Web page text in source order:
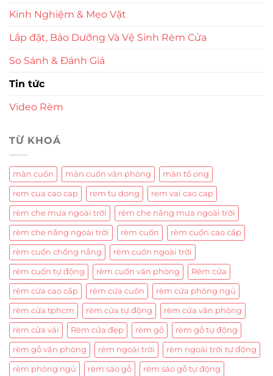
Kinh Nghiệm & Mẹo Vặt
Lắp đặt, Bảo Dưỡng Và Vệ Sinh Rèm Cửa
So Sánh & Đánh Giá
Tin tức
Video Rèm
TỪ KHOÁ
màn cuốn màn cuốn văn phòng màn tổ ong
rem cua cao cap rem tu dong rem vai cao cap
rèm che mưa ngoài trời rèm che nắng mưa ngoài trời
rèm che nắng ngoài trời rèm cuốn rèm cuốn cao cấp
rèm cuốn chống nắng rèm cuốn ngoài trời
rèm cuốn tự động rèm cuốn văn phòng Rèm cửa
rèm cửa cao cấp rèm cửa cuốn rèm cửa phòng ngủ
rèm cửa tphcm rèm cửa tự động rèm cửa văn phòng
rèm cửa vải Rèm cửa đẹp rèm gỗ rèm gỗ tự động
rèm gỗ văn phòng rèm ngoài trời rèm ngoài trời tự động
rèm phòng ngủ rèm sáo gỗ rèm sáo gỗ tự động